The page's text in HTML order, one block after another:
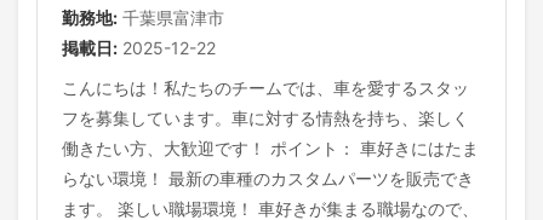
勤務地: 千葉県富津市
掲載日: 2025-12-22
こんにちは！私たちのチームでは、車を愛するスタッ
フを募集しています。車に対する情熱を持ち、楽しく
働きたい方、大歓迎です！ ポイント： 車好きにはたま
らない環境！ 最新の車種のカスタムパーツを販売でき
ます。 楽しい職場環境！ 車好きが集まる職場なので、